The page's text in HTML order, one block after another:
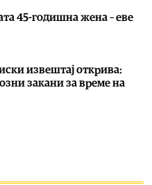
45-годишна жена – еве
извештај открива:
закани за време на